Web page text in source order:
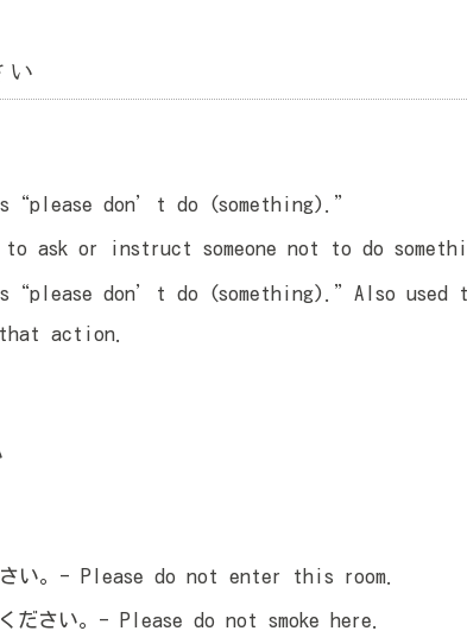
don’t do (something).”
ask or instruct someone not to do
don’t do (something).”Also used
action.
さい。- Please do not enter this room.
ださい。- Please do not smoke here.